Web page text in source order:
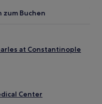
Buchen
at Constantinople
Center